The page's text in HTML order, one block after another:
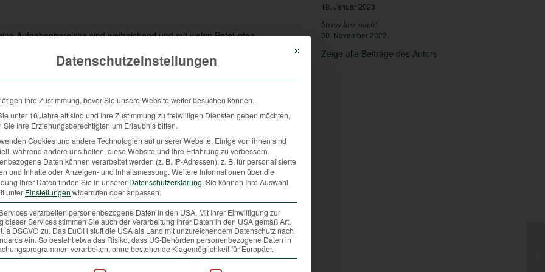
Aufgabenbereiche sind weitreichend und mit vielen Beteiligten
Forstwirten, deren Vertretung in der Landwirtschaftskammer
wie Öffentlichkeitsarbeit sowie Aus- und
beschäftigen.
Leistungen der Jägerschaft als besonderen Wert für die
Jagd und jenes der Jägerinnen und Jäger zu stärken. Denn die
auch ein wichtiger Beitrag für die Allgemeinheit. Besonders
zu intensivieren und den Wert der Jagd für unsere
zwischen den Jägern fördern. Besonders am Herzen
den letzten Jahren die Jagd intensiv mit- und neu gestaltet. Zwei
18. Januar 2023
Stress lass nach!
30. November 2022
Zeige alle Beiträge des Autors
Mit diesem Button wird der Dialog geschlossen. Seine Funktionalität ist
Datenschutzeinstellungen
Ihre Zustimmung, bevor Sie unsere Website weiter besuchen können.
unter 16 Jahre alt sind und Ihre Zustimmung zu freiwilligen Diensten geben möchten,
Sie Ihre Erziehungsberechtigten um Erlaubnis bitten.
Cookies und andere Technologien auf unserer Website. Einige von ihnen sind
während andere uns helfen, diese Website und Ihre Erfahrung zu verbessern.
Daten können verarbeitet werden (z. B. IP-Adressen), z. B. für personalisierte
und Inhalte oder Anzeigen- und Inhaltsmessung. Weitere Informationen über die
Ihrer Daten finden Sie in unserer Datenschutzerklärung. Sie können Ihre Auswahl
unter Einstellungen widerrufen oder anpassen.
verarbeiten personenbezogene Daten in den USA. Mit Ihrer Einwilligung zur
dieser Services stimmen Sie auch der Verarbeitung Ihrer Daten in den USA gemäß Art.
a DSGVO zu. Das EuGH stuft die USA als Land mit unzureichendem Datenschutz nach
ein. So besteht etwa das Risiko, dass US-Behörden personenbezogene Daten in
verarbeiten, ohne bestehende Klagemöglichkeit für Europäer.